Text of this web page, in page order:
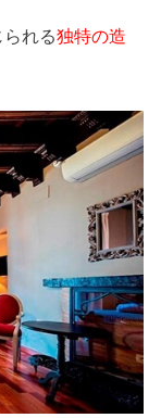
られる独特の造